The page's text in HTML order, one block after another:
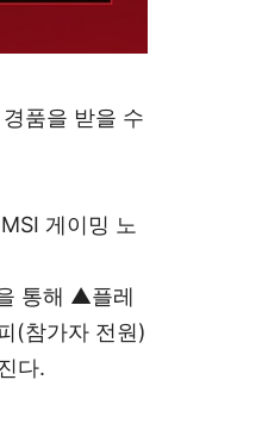
품을 받을 수
게이밍 노
통해 ▲플레
(참가자 전원)
다.